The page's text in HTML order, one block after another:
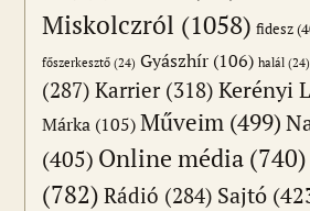
Miskolczról (1058) fidesz
főszerkesztő (24) Gyászhír (106) halál (24)
(287) Karrier(318) Kerényi
Márka (105) Műveim (499)
(405) Online média (740)
(782) Rádió (284) Sajtó